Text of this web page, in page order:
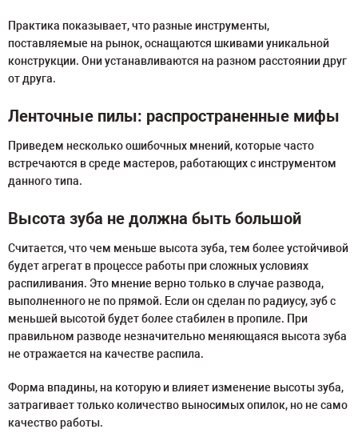
Практика показывает, что разные инструменты,
поставляемые на рынок, оснащаются шкивами уникальной
конструкции. Они устанавливаются на разном расстоянии друг
от друга.
Ленточные пилы: распространенные мифы
Приведем несколько ошибочных мнений, которые часто
встречаются в среде мастеров, работающих с инструментом
данного типа.
Высота зуба не должна быть большой
Считается, что чем меньше высота зуба, тем более устойчивой
будет агрегат в процессе работы при сложных условиях
распиливания. Это мнение верно только в случае развода,
выполненного не по прямой. Если он сделан по радиусу, зуб с
меньшей высотой будет более стабилен в пропиле. При
правильном разводе незначительно меняющаяся высота зуба
не отражается на качестве распила.
Форма впадины, на которую и влияет изменение высоты зуба,
затрагивает только количество выносимых опилок, но не само
качество работы.